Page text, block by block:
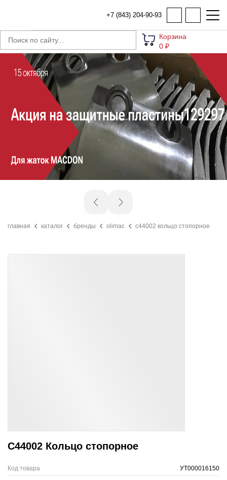
+7 (843) 204-90-93
Корзина
0 ₽
главная каталог бренды olimac c44002 кольцо стопорное
C44002 Кольцо стопорное
Код товара УТ000016150